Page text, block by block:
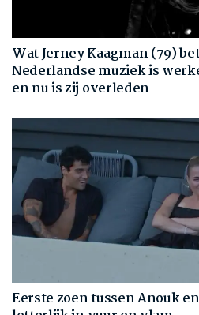
Wat Jerney Kaagman (79)
Nederlandse muziek is
en nu is zij overleden
Eerste zoen tussen Anouk